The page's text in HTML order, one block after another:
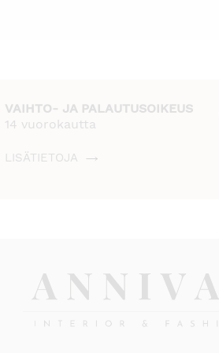
VAIHTO- JA PALAUTUSOIKEUS
14 vuorokautta
LISÄTIETOJA